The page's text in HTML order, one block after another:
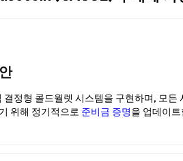
결정형 콜드월렛 시스템을 구현하며, 모든
위해 정기적으로 준비금 증명을 업데이